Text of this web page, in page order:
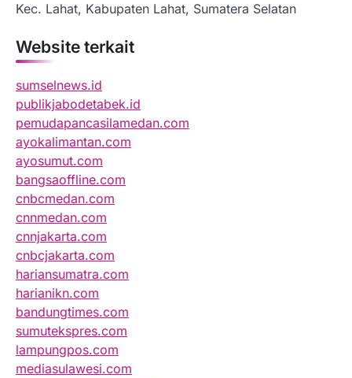
Kec. Lahat, Kabupaten Lahat, Sumatera Selatan
Website terkait
sumselnews.id
publikjabodetabek.id
pemudapancasilamedan.com
ayokalimantan.com
ayosumut.com
bangsaoffline.com
cnbcmedan.com
cnnmedan.com
cnnjakarta.com
cnbcjakarta.com
hariansumatra.com
harianikn.com
bandungtimes.com
sumutekspres.com
lampungpos.com
mediasulawesi.com